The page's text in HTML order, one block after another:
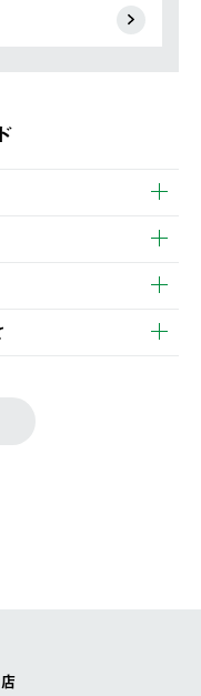
ます。
品を発送いたします。
以降のご注文は週明け
ご負担とさせていただ
商品を再注文してくだ
ージ内 購入履歴画面に